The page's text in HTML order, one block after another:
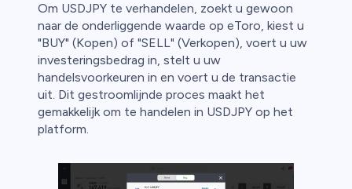
Om USDJPY te verhandelen, zoekt u gewoon
naar de onderliggende waarde op eToro, kiest u
"BUY" (Kopen) of "SELL" (Verkopen), voert u uw
investeringsbedrag in, stelt u uw
handelsvoorkeuren in en voert u de transactie
uit. Dit gestroomlijnde proces maakt het
gemakkelijk om te handelen in USDJPY op het
platform.